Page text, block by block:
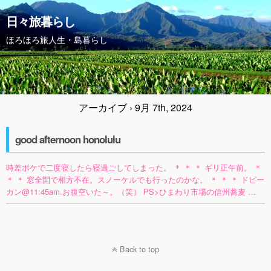
日々旅暮らし
ほろほろ旅人生・島暮らし
アーカイブ › 9月 7th, 2024
good afternoon honolulu
時差ボケで二度寝したら寝過ごしてしまった。 ＊ ＊ ＊ ギリ正午前。 ＊
＊ ＊ 窓全開で相方不在。スノーケルでも行ったのかな。 ＊ ＊ ＊ ドピー
カン@11:45am.お腹空いた～。（笑） PS>ひまわり市場の信州蕎麦 …
Back to top